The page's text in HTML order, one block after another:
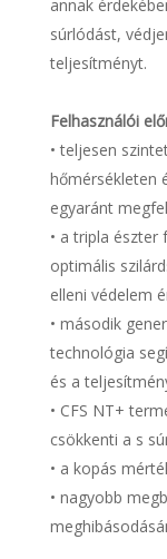
annak
súrlódást,
teljesítményt.
Felhasználói
• teljesen
hőmérsékleten
egyaránt
• a tripla
optimális
elleni védelem
• második
technológia
és a
• CFS NT+
csökkenti a s
• a kopás
• nagyobb